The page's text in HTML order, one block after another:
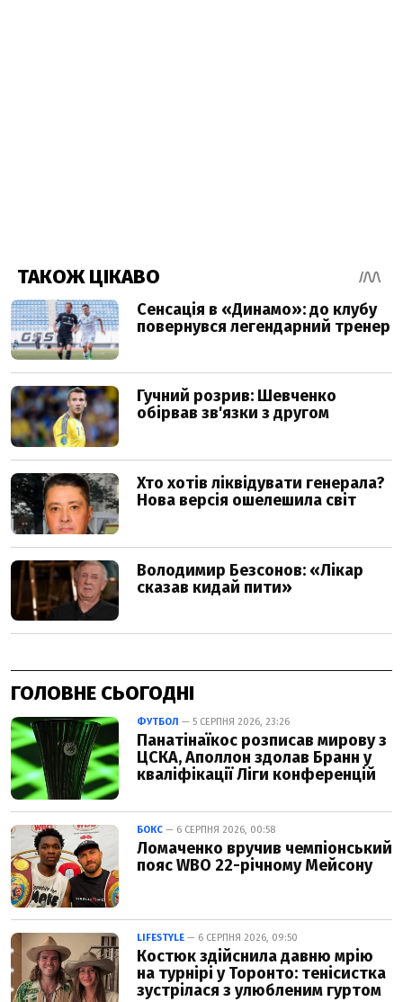
ГОЛОВНЕ СЬОГОДНІ
ФУТБОЛ — 5 СЕРПНЯ 2026, 23:26
Панатінаїкос розписав мирову з
ЦСКА, Аполлон здолав Бранн у
кваліфікації Ліги конференцій
БОКС — 6 СЕРПНЯ 2026, 00:58
Ломаченко вручив чемпіонський
пояс WBO 22-річному Мейсону
LIFESTYLE — 6 СЕРПНЯ 2026, 09:50
Костюк здійснила давню мрію
на турнірі у Торонто: тенісистка
зустрілася з улюбленим гуртом